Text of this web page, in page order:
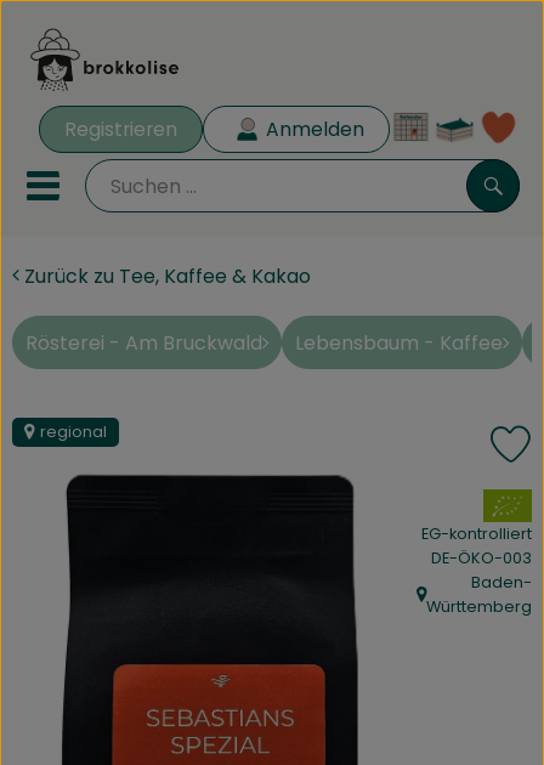
Registrieren Anmelden
Mobiles Menu öffnen oder
Biokisten
Rezeptkisten
Obst & Gemüse
Kühltheke
Speisekammer
Bäckerei
Getränke
Zurück zu Tee, Kaffee & Kakao
Rösterei - Am Bruckwald Lebensbaum - Kaffee
regional
, Verband:
EG-kontrolliert
, Kontrollstelle:
DE-ÖKO-003
, Herkunft:
Baden-
Württemberg